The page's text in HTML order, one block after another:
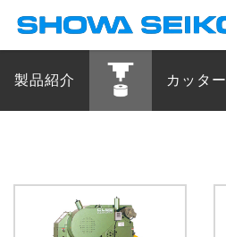
製品紹介 カッタ